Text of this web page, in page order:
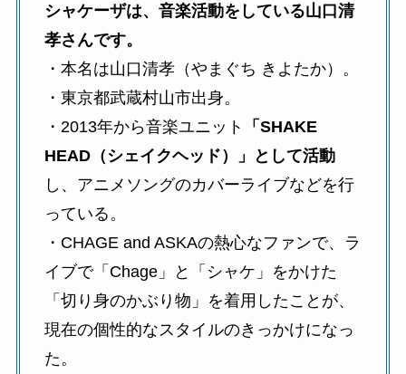
シャケーザは、音楽活動をしている山口清
孝さんです。
・本名は山口清孝（やまぐち きよたか）。
・東京都武蔵村山市出身。
・2013年から音楽ユニット
「SHAKE
HEAD（シェイクヘッド）」として活動
し、アニメソングのカバーライブなどを行
っている。
・CHAGE and ASKAの熱心なファンで、ラ
イブで「Chage」と「シャケ」をかけた
「切り身のかぶり物」を着用したことが、
現在の個性的なスタイルのきっかけになっ
た。